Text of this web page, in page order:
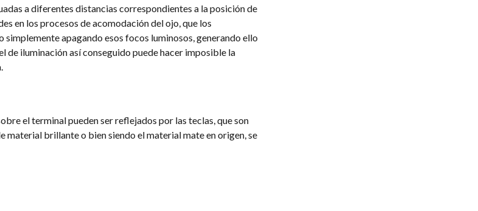
a diferentes distancias correspondientes a la posición de
en los procesos de acomodación del ojo, que los
apagando esos focos luminosos, generando ello
de iluminación así conseguido puede hacer imposible la
el terminal pueden ser reflejados por las teclas, que son
material brillante o bien siendo el material mate en origen, se